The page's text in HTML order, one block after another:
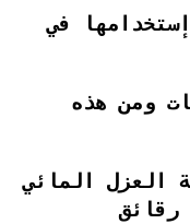
في
ومن هذه
العزل المائي
رقائق